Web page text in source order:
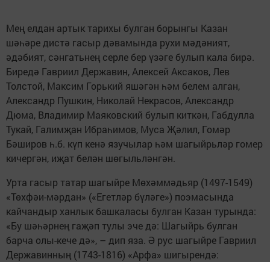
Мең елдан артык тарихы булган борынгы Казан
шәһәре дистә гасыр дәвамында рухи мәдәният,
әдәбият, сәнгатьнең серле бер үзәге булып кала бирә.
Биредә Гавриил Державин, Алексей Аксаков, Лев
Толстой, Максим Горький яшәгән һәм белем алган,
Александр Пушкин, Николай Некрасов, Александр
Дюма, Владимир Маяковский булып киткән, Габдулла
Тукай, Галимҗан Ибраһимов, Муса Җәлил, Гомәр
Бәширов һ.б. күп кенә язучылар һәм шагыйрьләр гомер
кичергән, иҗат белән шөгыльләнгән.
Урта гасыр татар шагыйре Мөхәммәдьяр (1497-1549)
«Төхфәи-мәрдан» («Егетләр бүләге») поэмасында
кайчандыр ханлык башкаласы булган Казан турында:
«Бу шәһәрнең гаҗәп тулы эче дә: Шагыйрь булган
барча олы-кече дә», – дип яза. Ә рус шагыйре Гавриил
Державинның (1743-1816) «Арфа» шигырендә: